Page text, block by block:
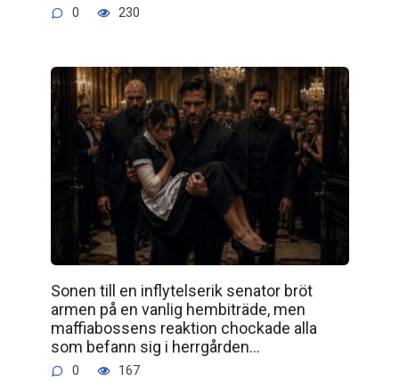
0 230
Sonen till en inflytelserik senator bröt
armen på en vanlig hembiträde, men
maffiabossens reaktion chockade alla
som befann sig i herrgården…
0 167